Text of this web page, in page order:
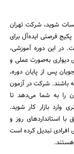
شوید، شرکت تهران
فرصتی ایده‌آل برای
در این دوره آموزشی،
دیواری به‌صورت عملی و
پس از پایان دوره،
باشند. شرکت در آزمون
را به شما می‌دهد تا
وارد بازار کار شوید.
با استانداردهای روز و
افرادی تبدیل کرده است
هستند.